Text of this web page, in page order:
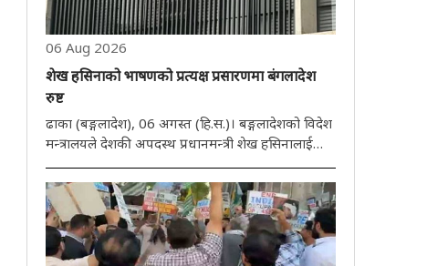
06 Aug 2026
शेख हसिनाको भाषणको प्रत्यक्ष प्रसारणमा बंगलादेश
रुष्ट
ढाका (बङ्गलादेश), 06 अगस्त (हि.स.)। बङ्गलादेशको विदेश
मन्त्रालयले देशकी अपदस्थ प्रधानमन्त्री शेख हसिनालाई
दिएकोमा भारतप्रति असन्तुष्टि व्यक्त गरेको छ। बङ्गलादेशले
यो कदमले देशका जनताको भावनामा..